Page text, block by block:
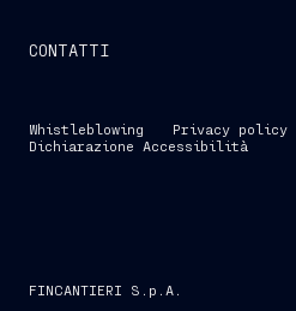
CONTATTI
Whistleblowing Privacy policy
Dichiarazione Accessibilità
FINCANTIERI S.p.A.